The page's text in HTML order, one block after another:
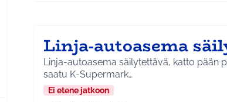
Linja-autoasema
Linja-autoasema säilytettävä, katto pään
saatu K-Supermark…
Ei etene jatkoon